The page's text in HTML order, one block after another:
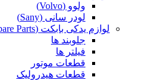
ولوو (Volvo)
لودر سانی (Sany)
لوازم یدکی بابکت (Bobcat Spare Parts)
جلوبند ها
فیلتر ها
قطعات موتور
قطعات هیدرولیک